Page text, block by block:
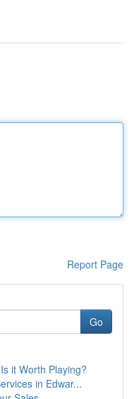
Report Page
Go
it Worth Playing?
in Edwar...